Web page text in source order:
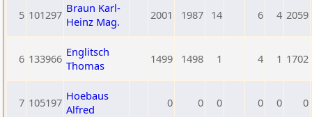
5 101297 Braun Karl-
Heinz Mag.
2001 1987 14 6 4 2059
6 133966 Englitsch
Thomas
1499 1498 1 4 1 1702
7 105197 Hoebaus
Alfred
0 0 0 0 0 0